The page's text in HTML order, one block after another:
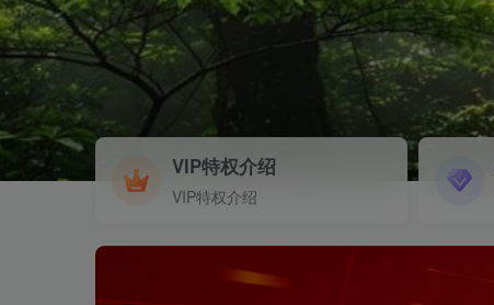
VIP特权介绍
VIP特权介绍